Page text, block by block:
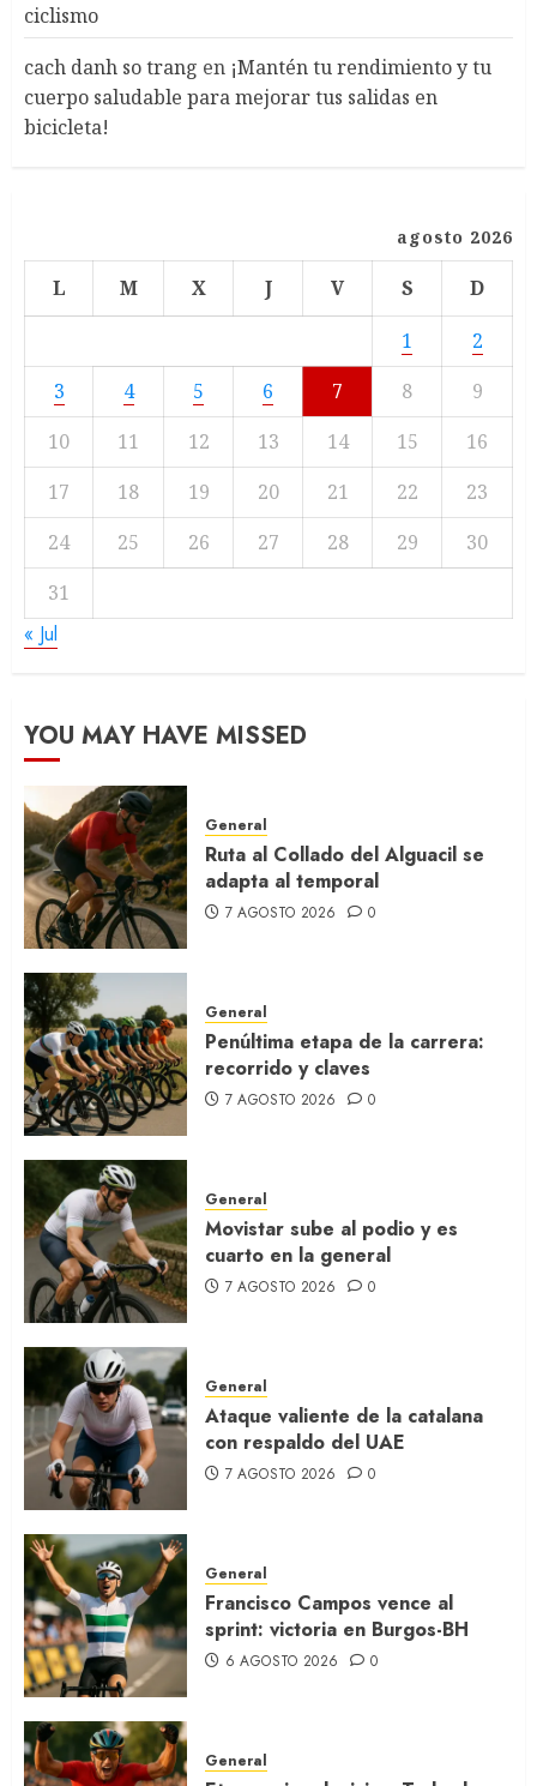
ciclismo
cach danh so trang en ¡Mantén tu rendimiento y tu
cuerpo saludable para mejorar tus salidas en
bicicleta!
agosto 2026
L M X J V S
D
1
2
3
4 5 6 7 8
9
10
11 12 13 14 15
16
17
18 19 20 21 22
23
24
25 26 27 28 29
30
31
« Jul
YOU MAY HAVE MISSED
General
Ruta al Collado del Alguacil se
adapta al temporal
7 AGOSTO 2026 0
General
Penúltima etapa de la carrera:
recorrido y claves
7 AGOSTO 2026 0
General
Movistar sube al podio y es
cuarto en la general
7 AGOSTO 2026 0
General
Ataque valiente de la catalana
con respaldo del UAE
7 AGOSTO 2026 0
General
Francisco Campos vence al
sprint: victoria en Burgos-BH
6 AGOSTO 2026 0
General